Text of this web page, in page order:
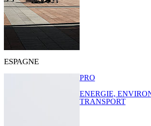
ESPAGNE
PRO
ENERGIE,
TRANSPORT